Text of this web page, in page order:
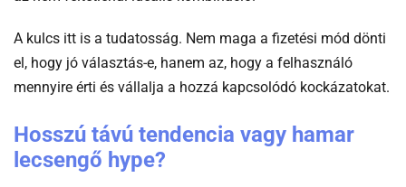
A kulcs itt is a tudatosság. Nem maga a fizetési mód dönti
el, hogy jó választás-e, hanem az, hogy a felhasználó
mennyire érti és vállalja a hozzá kapcsolódó kockázatokat.
Hosszú távú tendencia vagy hamar
lecsengő hype?